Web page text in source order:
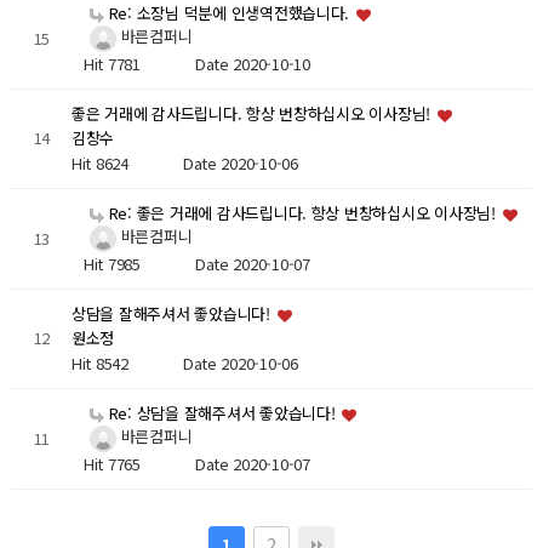
15
Re: 소장님 덕분에 인생역전했습니다.
바른컴퍼니
Hit 7781 Date 2020-10-10
14
좋은 거래에 감사드립니다. 항상 번창하십시오 이사장님!
김창수
Hit 8624 Date 2020-10-06
13
Re: 좋은 거래에 감사드립니다. 항상 번창하십시오 이사장님!
바른컴퍼니
Hit 7985 Date 2020-10-07
12
상담을 잘해주셔서 좋았습니다!
원소정
Hit 8542 Date 2020-10-06
11
Re: 상담을 잘해주셔서 좋았습니다!
바른컴퍼니
Hit 7765 Date 2020-10-07